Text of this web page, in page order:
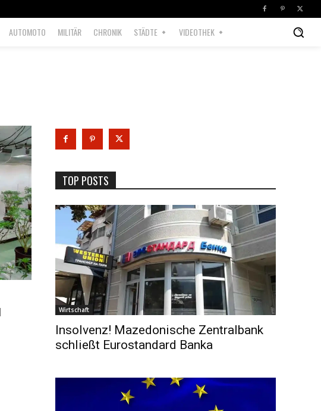
AUTOMOTO MILITÄR CHRONIK STÄDTE VIDEOTHEK
TOP POSTS
Wirtschaft
Insolvenz! Mazedonische Zentralbank
schließt Eurostandard Banka